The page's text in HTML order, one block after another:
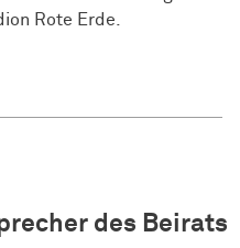
Rote Erde.
des Beirats